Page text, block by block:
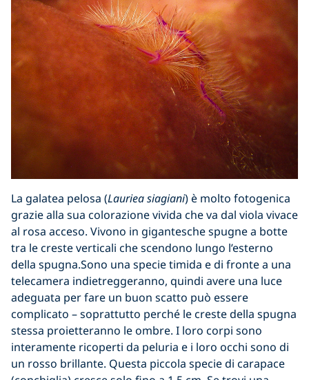
La galatea pelosa (Lauriea siagiani)è molto fotogenica
grazie alla sua colorazione vivida che va dal viola vivace
al rosa acceso. Vivono in gigantesche spugne a botte
tra le creste verticali che scendono lungo l’esterno
della spugna.Sono una specie timida edi fronte a una
telecamera indietreggeranno, quindi avere una luce
adeguata perfare un buon scatto può essere
complicato –soprattutto perché le creste della spugna
stessa proietteranno leombre. I loro corpi sono
interamente ricoperti da peluria e i loro occhi sono di
un rosso brillante. Questa piccola specie di carapace